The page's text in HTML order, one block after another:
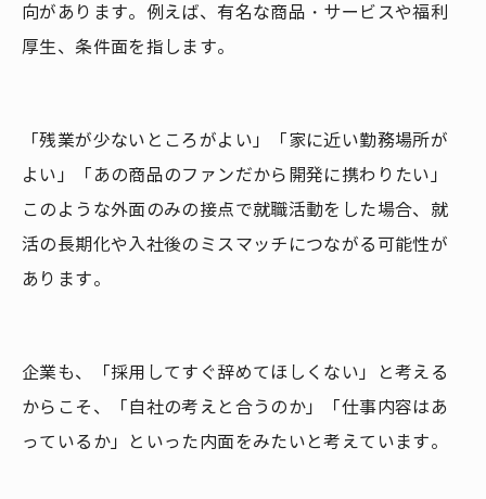
向があります。例えば、有名な商品・サービスや福利
厚生、条件面を指します。
「残業が少ないところがよい」「家に近い勤務場所が
よい」「あの商品のファンだから開発に携わりたい」
このような外面のみの接点で就職活動をした場合、就
活の長期化や入社後のミスマッチにつながる可能性が
あります。
企業も、「採用してすぐ辞めてほしくない」と考える
からこそ、「自社の考えと合うのか」「仕事内容はあ
っているか」といった内面をみたいと考えています。